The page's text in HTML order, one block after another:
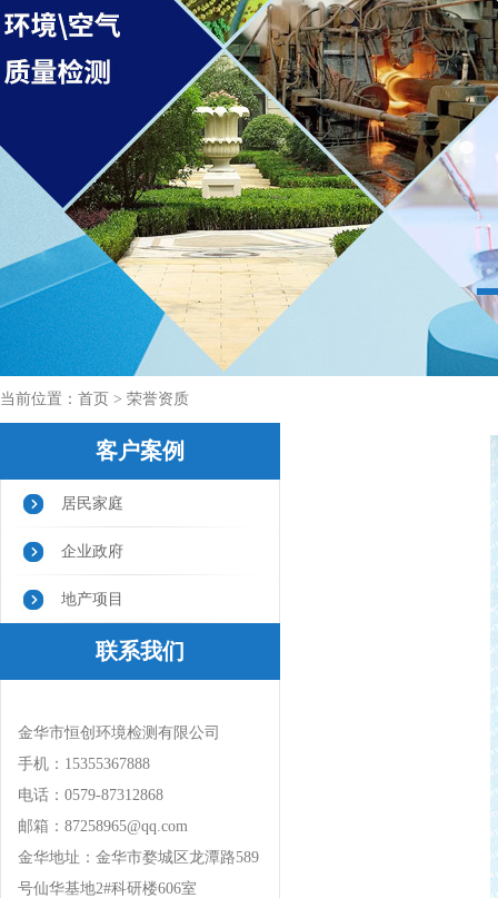
当前位置： 首页 > 荣誉资质
客户案例
居民家庭
企业政府
地产项目
联系我们
金华市恒创环境检测有限公司
手机：15355367888
电话：0579-87312868
邮箱：87258965@qq.com
金华地址：金华市婺城区龙潭路589
号仙华基地2#科研楼606室